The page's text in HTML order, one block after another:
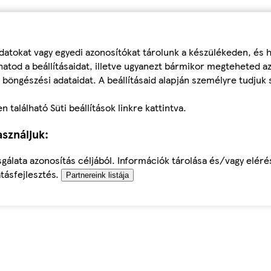
vagy egyedi azonosítókat tárolunk a készülékeden, és
a beállításaidat, illetve ugyanezt bármikor megteheted
adataidat. A beállításaid alapján személyre tudjuk
található Süti beállítások linkre kattintva.
azonosítás céljából. Információk tárolása és/vagy
Partnereink listája